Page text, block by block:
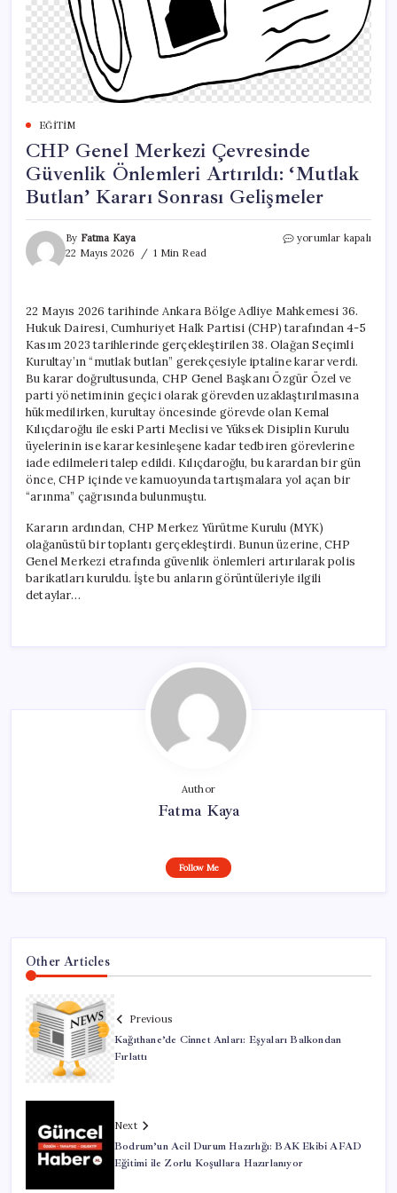
EĞITIM
CHP Genel Merkezi Çevresinde
Güvenlik Önlemleri Artırıldı: ‘Mutlak
Butlan’ Kararı Sonrası Gelişmeler
By Fatma Kaya
22 Mayıs 2026
1 Min Read
CHP
Önlemleri
Artırıldı:
‘Mutlak
Butlan’
Kararı
Sonrası
Gelişmeler
için
yorumlar kapalı
22 Mayıs 2026 tarihinde Ankara Bölge Adliye Mahkemesi 36.
Hukuk Dairesi, Cumhuriyet Halk Partisi (CHP) tarafından 4-5
Kasım 2023 tarihlerinde gerçekleştirilen 38. Olağan Seçimli
Kurultay’ın “mutlak butlan” gerekçesiyle iptaline karar verdi.
Bu karar doğrultusunda, CHP Genel Başkanı Özgür Özel ve
parti yönetiminin geçici olarak görevden uzaklaştırılmasına
hükmedilirken, kurultay öncesinde görevde olan Kemal
Kılıçdaroğlu ile eski Parti Meclisi ve Yüksek Disiplin Kurulu
üyelerinin ise karar kesinleşene kadar tedbiren görevlerine
iade edilmeleri talep edildi. Kılıçdaroğlu, bu karardan bir gün
önce, CHP içinde ve kamuoyunda tartışmalara yol açan bir
“arınma” çağrısında bulunmuştu.
Kararın ardından, CHP Merkez Yürütme Kurulu (MYK)
olağanüstü bir toplantı gerçekleştirdi. Bunun üzerine, CHP
Genel Merkezi etrafında güvenlik önlemleri artırılarak polis
barikatları kuruldu. İşte bu anların görüntüleriyle ilgili
detaylar…
Author
Fatma Kaya
Follow Me
Other Articles
Previous
Kağıthane’de Cinnet Anları: Eşyaları Balkondan
Fırlattı
Next
Bodrum’un Acil Durum Hazırlığı: BAK Ekibi AFAD
Eğitimi ile Zorlu Koşullara Hazırlanıyor